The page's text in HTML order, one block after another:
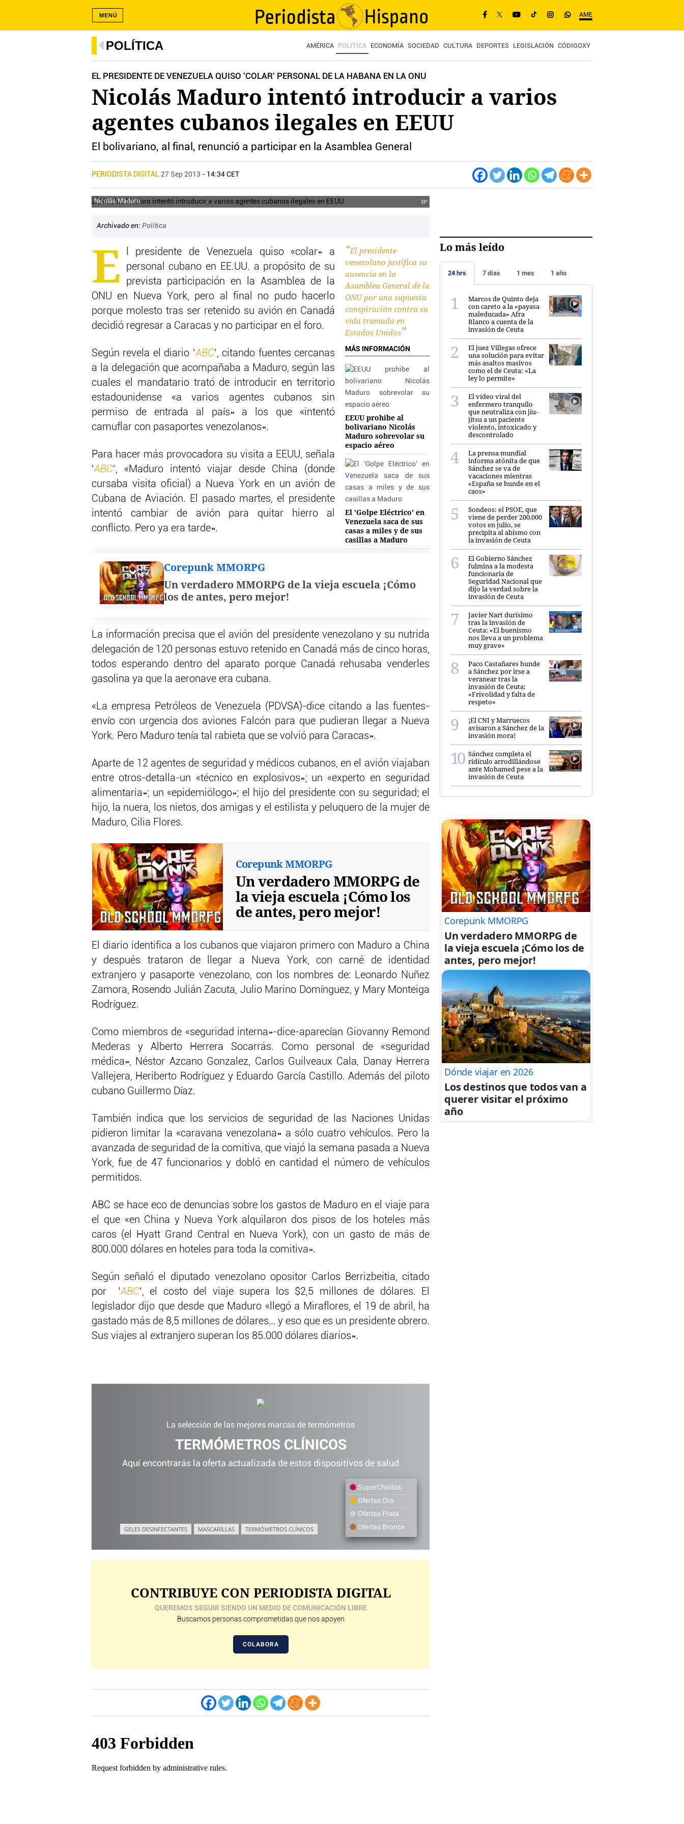
AME
MENÚ
POLÍTICA AMÉRICA POLÍTICA ECONOMÍA SOCIEDAD CULTURA DEPORTES LEGISLACIÓN CÓDIGOXY
EL PRESIDENTE DE VENEZUELA QUISO 'COLAR' PERSONAL DE LA HABANA EN LA ONU
Nicolás Maduro intentó introducir a varios
agentes cubanos ilegales en EEUU
El bolivariano, al final, renunció a participar en la Asamblea General
PERIODISTA DIGITAL 27 Sep 2013 - 14:34 CET
Nicolás Maduro. EP
Archivado en: Política
El presidente
venezolano justifica su
ausencia en la
Asamblea General de la
ONU por una supuesta
conspiración contra su
vida tramada en
Estados Unidos
MÁS INFORMACIÓN
EEUU prohibe al
bolivariano Nicolás
Maduro sobrevolar su
espacio aéreo
El 'Golpe Eléctrico' en
Venezuela saca de sus
casas a miles y de sus
casillas a Maduro
E
l presidente de Venezuela quiso «colar» a
personal cubano en EE.UU. a propósito de su
prevista participación en la Asamblea de la
ONU en Nueva York, pero al final no pudo hacerlo
porque molesto tras ser retenido su avión en Canadá
decidió regresar a Caracas y no participar en el foro.
Según revela el diario ‘ABC‘, citando fuentes cercanas
a la delegación que acompañaba a Maduro, según las
cuales el mandatario trató de introducir en territorio
estadounidense «a varios agentes cubanos sin
permiso de entrada al país» a los que «intentó
camuflar con pasaportes venezolanos».
Para hacer más provocadora su visita a EEUU, señala
‘ABC‘, «Maduro intentó viajar desde China (donde
cursaba visita oficial) a Nueva York en un avión de
Cubana de Aviación. El pasado martes, el presidente
intentó cambiar de avión para quitar hierro al
conflicto. Pero ya era tarde».
Corepunk MMORPG
Un verdadero MMORPG de la vieja escuela ¡Cómo
los de antes, pero mejor!
La información precisa que el avión del presidente venezolano y su nutrida
delegación de 120 personas estuvo retenido en Canadá más de cinco horas,
todos esperando dentro del aparato porque Canadá rehusaba venderles
gasolina ya que la aeronave era cubana.
«La empresa Petróleos de Venezuela (PDVSA)-dice citando a las fuentes-
envío con urgencia dos aviones Falcón para que pudieran llegar a Nueva
York. Pero Maduro tenía tal rabieta que se volvió para Caracas».
Aparte de 12 agentes de seguridad y médicos cubanos, en el avión viajaban
entre otros-detalla-un «técnico en explosivos»; un «experto en seguridad
alimentaria»; un «epidemiólogo»; el hijo del presidente con su seguridad; el
hijo, la nuera, los nietos, dos amigas y el estilista y peluquero de la mujer de
Maduro, Cilia Flores.
Corepunk MMORPG
Un verdadero MMORPG de
la vieja escuela ¡Cómo los
de antes, pero mejor!
El diario identifica a los cubanos que viajaron primero con Maduro a China
y después trataron de llegar a Nueva York, con carné de identidad
extranjero y pasaporte venezolano, con los nombres de: Leonardo Nuñez
Zamora, Rosendo Julián Zacuta, Julio Marino Domínguez, y Mary Monteiga
Rodríguez.
Como miembros de «seguridad interna»-dice-aparecían Giovanny Remond
Mederas y Alberto Herrera Socarrás. Como personal de «seguridad
médica», Néstor Azcano Gonzalez, Carlos Guilveaux Cala, Danay Herrera
Vallejera, Heriberto Rodríguez y Eduardo García Castillo. Además del piloto
cubano Guillermo Díaz.
También indica que los servicios de seguridad de las Naciones Unidas
pidieron limitar la «caravana venezolana» a sólo cuatro vehículos. Pero la
avanzada de seguridad de la comitiva, que viajó la semana pasada a Nueva
York, fue de 47 funcionarios y dobló en cantidad el número de vehículos
permitidos.
ABC se hace eco de denuncias sobre los gastos de Maduro en el viaje para
el que «en China y Nueva York alquilaron dos pisos de los hoteles más
caros (el Hyatt Grand Central en Nueva York), con un gasto de más de
800.000 dólares en hoteles para toda la comitiva».
Según señaló el diputado venezolano opositor Carlos Berrizbeitia, citado
por ‘ABC‘, el costo del viaje supera los $2,5 millones de dólares. El
legislador dijo que desde que Maduro «llegó a Miraflores, el 19 de abril, ha
gastado más de 8,5 millones de dólares… y eso que es un presidente obrero.
Sus viajes al extranjero superan los 85.000 dólares diarios».
La selección de las mejores marcas de termómetros
TERMÓMETROS CLÍNICOS
Aquí encontrarás la oferta actualizada de estos dispositivos de salud
GELES DESINFECTANTES MASCARILLAS TERMÓMETROS CLÍNICOS
SuperChollos
Ofertas Oro
Ofertas Plata
Ofertas Bronce
CONTRIBUYE CON PERIODISTA DIGITAL
QUEREMOS SEGUIR SIENDO UN MEDIO DE COMUNICACIÓN LIBRE
Buscamos personas comprometidas que nos apoyen
COLABORA
Lo más leído
24 hrs 7 días 1 mes 1 año
Marcos de Quinto deja
con careto a la «payasa
maleducada» Afra
Blanco a cuenta de la
invasión de Ceuta
El juez Villegas ofrece
una solución para evitar
más asaltos masivos
como el de Ceuta: «La
ley lo permite»
El vídeo viral del
enfermero tranquilo
que neutraliza con jiu-
jitsu a un paciente
violento, intoxicado y
descontrolado
La prensa mundial
informa atónita de que
Sánchez se va de
vacaciones mientras
«España se hunde en el
caos»
Sondeos: el PSOE, que
viene de perder 200.000
votos en julio, se
precipita al abismo con
la invasión de Ceuta
El Gobierno Sánchez
fulmina a la modesta
funcionaria de
Seguridad Nacional que
dijo la verdad sobre la
invasión de Ceuta
Javier Nart durísimo
tras la invasión de
Ceuta: «El buenismo
nos lleva a un problema
muy grave»
Paco Castañares hunde
a Sánchez por irse a
veranear tras la
invasión de Ceuta:
«Frivolidad y falta de
respeto»
¡El CNI y Marruecos
avisaron a Sánchez de la
invasión mora!
Sánchez completa el
ridículo arrodillándose
ante Mohamed pese a la
invasión de Ceuta
Corepunk MMORPG
Un verdadero MMORPG de
la vieja escuela ¡Cómo los de
antes, pero mejor!
Dónde viajar en 2026
Los destinos que todos van a
querer visitar el próximo
año